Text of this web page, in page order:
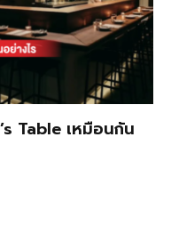
Table เหมือนกัน